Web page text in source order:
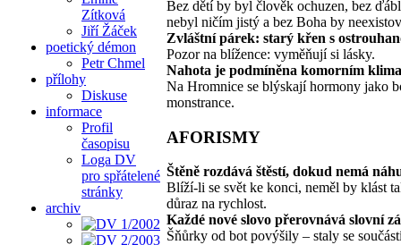
Zítková
Jiří Žáček
poetický démon
Petr Chmel
přílohy
Diskuse
informace
Profil
časopisu
Loga DV
pro spřátelené
stránky
archiv
Bez dětí by byl člověk ochuzen, bez
nebyl ničím jistý a bez Boha by
Zvláštní párek: starý křen s
Pozor na blížence: vyměňují si lásky.
Nahota je podmíněna komorním
Na Hromnice se blýskají hormony jako
monstrance.
AFORISMY
Štěně rozdává štěstí, dokud nemá
Blíží-li se svět ke konci, neměl by klást
důraz na rychlost.
Každé nové slovo přerovnává slovní
Šňůrky od bot povýšily – staly se